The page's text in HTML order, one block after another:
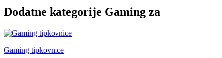
Dodatne kategorije Gaming za
Gaming tipkovnice